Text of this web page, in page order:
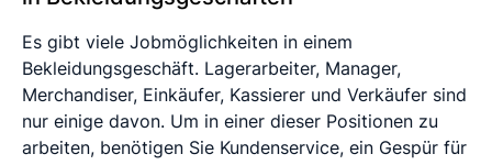
Es gibt viele Jobmöglichkeiten in einem
Bekleidungsgeschäft. Lagerarbeiter, Manager,
Merchandiser, Einkäufer, Kassierer und Verkäufer sind
nur einige davon. Um in einer dieser Positionen zu
arbeiten, benötigen Sie Kundenservice, ein Gespür für